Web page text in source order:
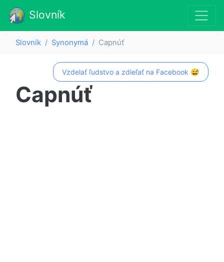
Slovník
Slovník Synonymá Capnúť
Vzdelať ľudstvo a zdieľať na Facebook 😅
Capnúť